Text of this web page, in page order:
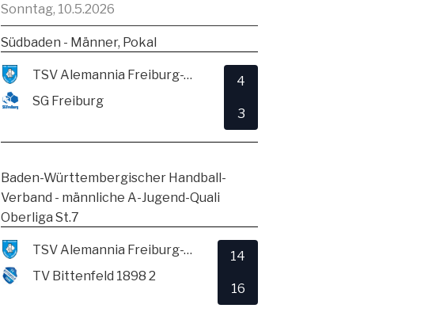
Sonntag, 10.5.2026
Südbaden - Männer, Pokal
TSV Alemannia Freiburg-Zähringen
SG Freiburg
4
3
Baden-Württembergischer Handball-
Verband - männliche A-Jugend-Quali
Oberliga St.7
TSV Alemannia Freiburg-Zähringen
TV Bittenfeld 1898 2
14
16